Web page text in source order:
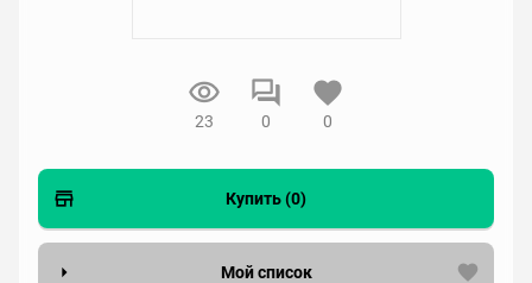
23 0 0
Купить (0)
Мой список